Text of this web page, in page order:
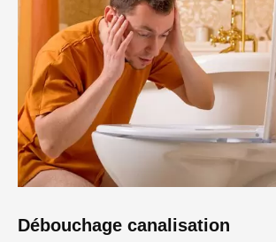
Débouchage canalisation